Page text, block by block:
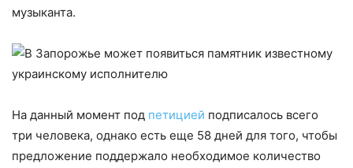
музыканта.
На данный момент под петицией подписалось всего
три человека, однако есть еще 58 дней для того, чтобы
предложение поддержало необходимое количество